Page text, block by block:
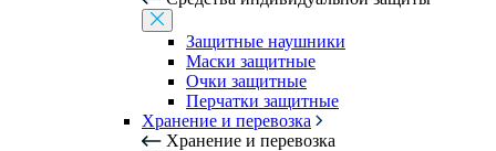
Защитные наушники
Маски защитные
Очки защитные
Перчатки защитные
Хранение и перевозка
Хранение и перевозка